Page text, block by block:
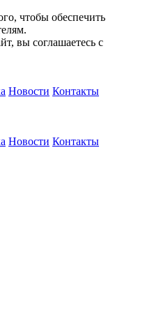
чтобы обеспечить
вы соглашаетесь с
Новости Контакты
Новости Контакты